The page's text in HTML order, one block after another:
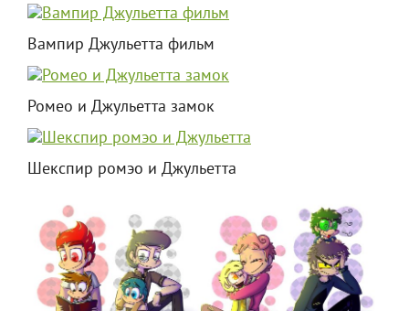
Вампир Джульетта фильм
Ромео и Джульетта замок
Шекспир ромэо и Джульетта